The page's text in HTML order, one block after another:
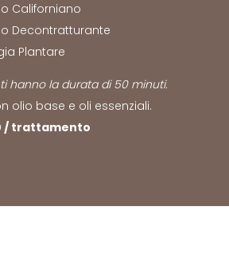
Californiano
Decontratturante
Plantare
hanno la durata di 50 minuti.
olio base e oli essenziali.
/ trattamento